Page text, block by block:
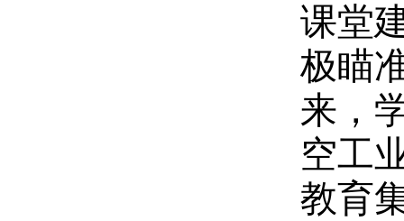
课堂
极瞄
来，
空工
教育